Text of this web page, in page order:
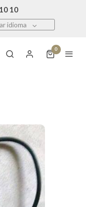
10
idioma
0